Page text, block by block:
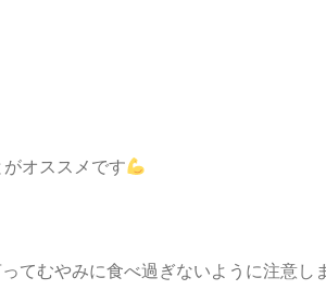
オススメです
てむやみに食べ過ぎないように注意し